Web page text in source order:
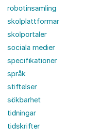
robotinsamling
skolplattformar
skolportaler
sociala medier
specifikationer
språk
stiftelser
sökbarhet
tidningar
tidskrifter